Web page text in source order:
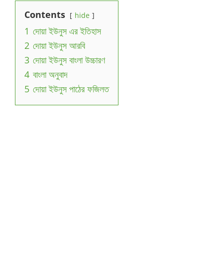
Contents hide
1 দোয়া ইউনুস এর ইতিহাস
2 দোয়া ইউনুস আরবি
3 দোয়া ইউনুস বাংলা উচ্চারণ
4 বাংলা অনুবাদ
5 দোয়া ইউনুস পাঠের ফজিলত